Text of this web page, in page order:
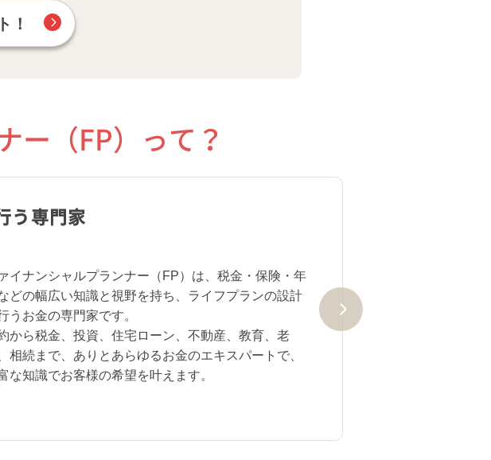
！
ー（FP）って？
う専門家
イナンシャルプランナー（FP）は、税金・保険・年
どの幅広い知識と視野を持ち、ライフプランの設計
うお金の専門家です。
から税金、投資、住宅ローン、不動産、教育、老
相続まで、ありとあらゆるお金のエキスパートで、
な知識でお客様の希望を叶えます。